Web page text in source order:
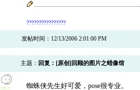
????????????????
发帖时间：12/13/2006 2:01:00 PM
主题： 回复：[原创]回顾的图片之蜡像馆
蜘蛛侠先生好可爱，pose很专业。